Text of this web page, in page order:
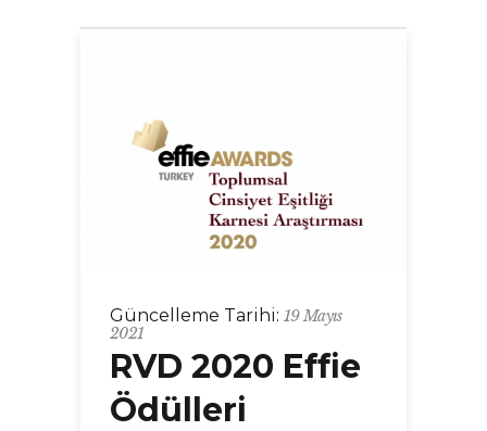
Güncelleme Tarihi: 19 Mayıs
2021
RVD 2020 Effie
Ödülleri